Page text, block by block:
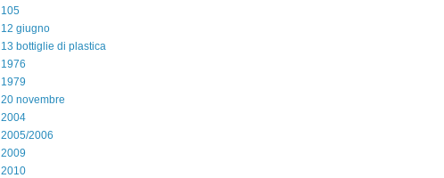
105
12 giugno
13 bottiglie di plastica
1976
1979
20 novembre
2004
2005/2006
2009
2010